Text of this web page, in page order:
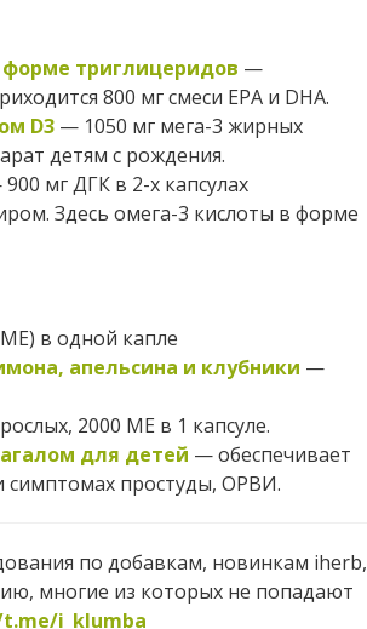
форме триглицеридов —
800 мг смеси EPA и DHA.
D3 — 1050 мг мега-3 жирных
детям с рождения.
мг ДГК в 2-х капсулах
Здесь омега-3 кислоты в форме
в одной капле
апельсина и клубники —
2000 МЕ в 1 капсуле.
для детей — обеспечивает
симптомах простуды, ОРВИ.
по добавкам, новинкам iherb,
многие из которых не попадают
i_klumba